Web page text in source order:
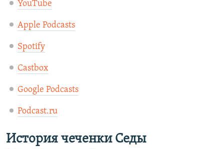
YouTube
Apple Podcasts
Spotify
Castbox
Google Podcasts
Podcast.ru
История чеченки Седы